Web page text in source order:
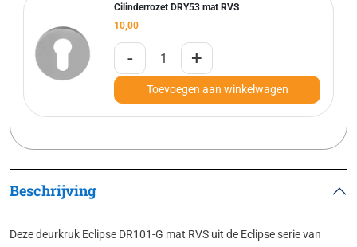
Cilinderrozet DRY53 mat RVS
10,00
- +
Toevoegen aan winkelwagen
Beschrijving
Deze deurkruk Eclipse DR101-G mat RVS uit de Eclipse serie van